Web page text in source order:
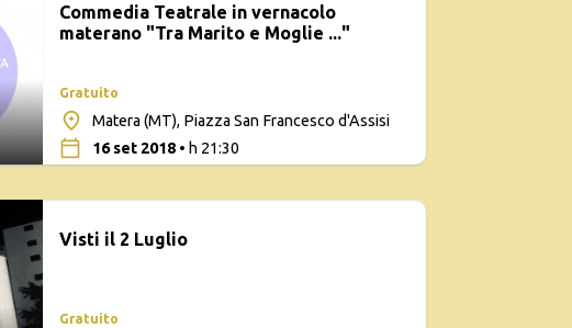
Commedia Teatrale in vernacolo
materano "Tra Marito e Moglie ..."
Gratuito
Matera (MT), Piazza San Francesco d'Assisi
16 set 2018• h 21:30
Visti il 2 Luglio
Gratuito